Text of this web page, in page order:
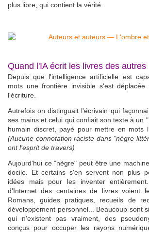
plus libre, qui contient la vérité.
Quand l'IA écrit les livres des autres
Depuis que l'intelligence artificielle est
mots une frontière invisible s'est
l'écriture.
Autrefois on distinguait l'écrivain qui
ses mains et celui qui confiait son texte à un
humain discret, payé pour mettre en mots
(Aucune connotation raciste dans "nègre
ont l'esprit de travers)
Aujourd'hui ce "nègre" peut être une
docile. Et certains s'en servent non plus
idées mais pour les inventer
d'Internet des centaines de livres voient
Romans, guides pratiques, recueils de
développement personnel... Beaucoup sont
qui n'existent pas vraiment, des
conçus pour occuper les rayons